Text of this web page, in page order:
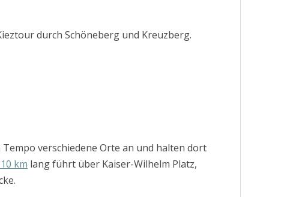
durch Schöneberg und Kreuzberg.
verschiedene Orte an und halten dort
km lang führt über Kaiser-Wilhelm Platz,